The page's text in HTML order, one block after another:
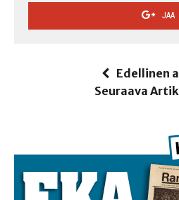
JAA
Edellinen
Seuraava